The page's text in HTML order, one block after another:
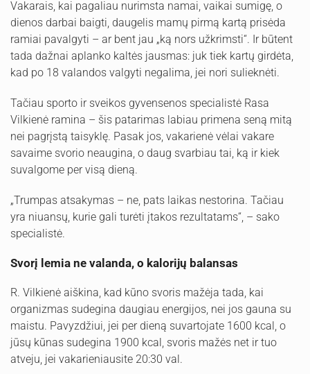
Vakarais, kai pagaliau nurimsta namai, vaikai sumigę, o
dienos darbai baigti, daugelis mamų pirmą kartą prisėda
ramiai pavalgyti – ar bent jau „ką nors užkrimsti“. Ir būtent
tada dažnai aplanko kaltės jausmas: juk tiek kartų girdėta,
kad po 18 valandos valgyti negalima, jei nori sulieknėti.
Tačiau sporto ir sveikos gyvensenos specialistė Rasa
Vilkienė ramina – šis patarimas labiau primena seną mitą
nei pagrįstą taisyklę. Pasak jos, vakarienė vėlai vakare
savaime svorio neaugina, o daug svarbiau tai, ką ir kiek
suvalgome per visą dieną.
„Trumpas atsakymas – ne, pats laikas nestorina. Tačiau
yra niuansų, kurie gali turėti įtakos rezultatams“, – sako
specialistė.
Svorį lemia ne valanda, o kalorijų balansas
R. Vilkienė aiškina, kad kūno svoris mažėja tada, kai
organizmas sudegina daugiau energijos, nei jos gauna su
maistu. Pavyzdžiui, jei per dieną suvartojate 1600 kcal, o
jūsų kūnas sudegina 1900 kcal, svoris mažės net ir tuo
atveju, jei vakarieniausite 20:30 val.